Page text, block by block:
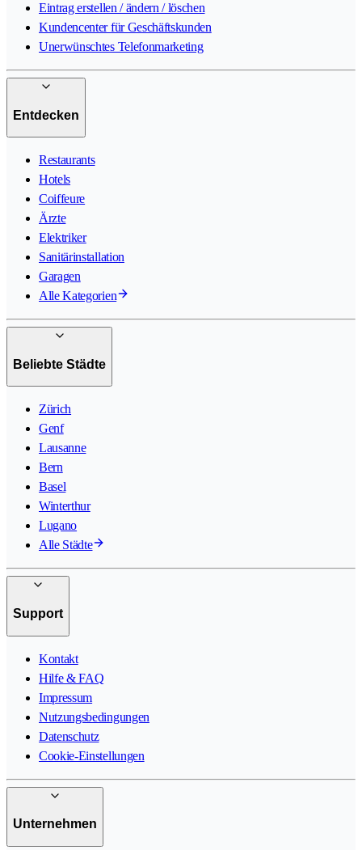
Eintrag erstellen / ändern / löschen
Kundencenter für Geschäftskunden
Unerwünschtes Telefonmarketing
Entdecken
Restaurants
Hotels
Coiffeure
Ärzte
Elektriker
Sanitärinstallation
Garagen
Alle Kategorien
Beliebte Städte
Zürich
Genf
Lausanne
Bern
Basel
Winterthur
Lugano
Alle Städte
Support
Kontakt
Hilfe & FAQ
Impressum
Nutzungsbedingungen
Datenschutz
Cookie-Einstellungen
Unternehmen